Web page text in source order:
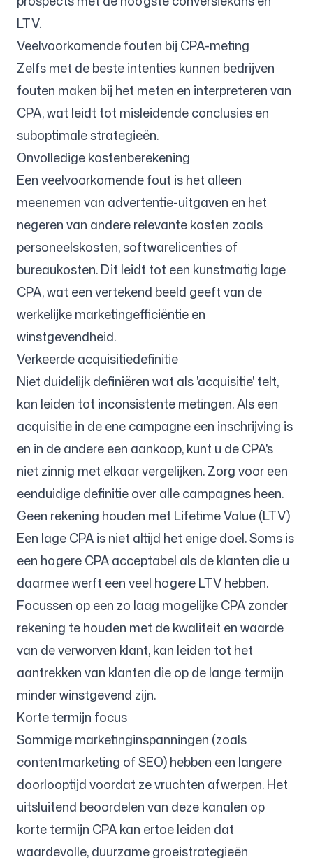
LTV.
Veelvoorkomende fouten bij CPA-meting
Zelfs met de beste intenties kunnen bedrijven
fouten maken bij het meten en interpreteren van
CPA, wat leidt tot misleidende conclusies en
suboptimale strategieën.
Onvolledige kostenberekening
Een veelvoorkomende fout is het alleen
meenemen van advertentie-uitgaven en het
negeren van andere relevante kosten zoals
personeelskosten, softwarelicenties of
bureaukosten. Dit leidt tot een kunstmatig lage
CPA, wat een vertekend beeld geeft van de
werkelijke marketingefficiëntie en
winstgevendheid.
Verkeerde acquisitiedefinitie
Niet duidelijk definiëren wat als 'acquisitie' telt,
kan leiden tot inconsistente metingen. Als een
acquisitie in de ene campagne een inschrijving is
en in de andere een aankoop, kunt u de CPA's
niet zinnig met elkaar vergelijken. Zorg voor een
eenduidige definitie over alle campagnes heen.
Geen rekening houden met Lifetime Value (LTV)
Een lage CPA is niet altijd het enige doel. Soms is
een hogere CPA acceptabel als de klanten die u
daarmee werft een veel hogere LTV hebben.
Focussen op een zo laag mogelijke CPA zonder
rekening te houden met de kwaliteit en waarde
van de verworven klant, kan leiden tot het
aantrekken van klanten die op de lange termijn
minder winstgevend zijn.
Korte termijn focus
Sommige marketinginspanningen (zoals
contentmarketing of SEO) hebben een langere
doorlooptijd voordat ze vruchten afwerpen. Het
uitsluitend beoordelen van deze kanalen op
korte termijn CPA kan ertoe leiden dat
waardevolle, duurzame groeistrategieën